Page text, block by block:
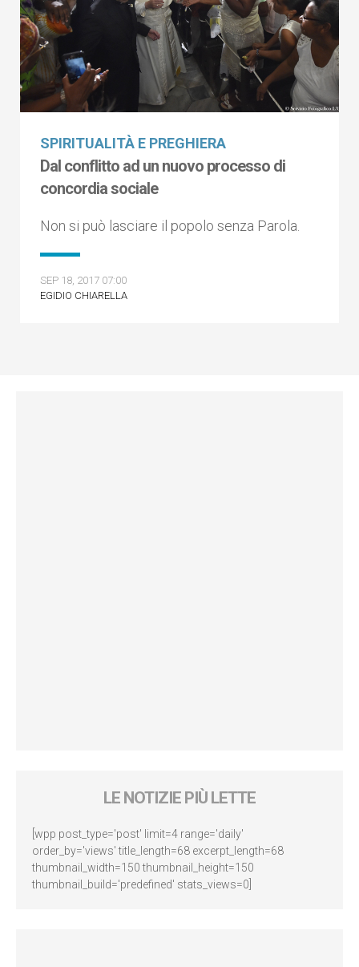
SPIRITUALITÀ E PREGHIERA
Dal conflitto ad un nuovo processo di
concordia sociale
Non si può lasciare il popolo senza Parola.
SEP 18, 2017 07:00
EGIDIO CHIARELLA
LE NOTIZIE PIÙ LETTE
[wpp post_type='post' limit=4 range='daily'
order_by='views' title_length=68 excerpt_length=68
thumbnail_width=150 thumbnail_height=150
thumbnail_build='predefined' stats_views=0]